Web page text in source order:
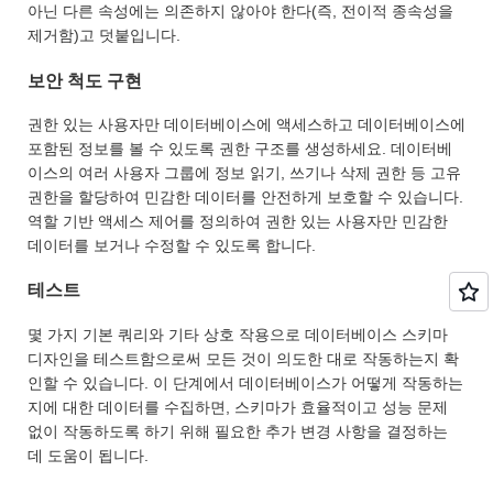
아닌 다른 속성에는 의존하지 않아야 한다(즉, 전이적 종속성을
제거함)고 덧붙입니다.
보안 척도 구현
권한 있는 사용자만 데이터베이스에 액세스하고 데이터베이스에
포함된 정보를 볼 수 있도록 권한 구조를 생성하세요. 데이터베
이스의 여러 사용자 그룹에 정보 읽기, 쓰기나 삭제 권한 등 고유
권한을 할당하여 민감한 데이터를 안전하게 보호할 수 있습니다.
역할 기반 액세스 제어를 정의하여 권한 있는 사용자만 민감한
데이터를 보거나 수정할 수 있도록 합니다.
테스트
몇 가지 기본 쿼리와 기타 상호 작용으로 데이터베이스 스키마
디자인을 테스트함으로써 모든 것이 의도한 대로 작동하는지 확
인할 수 있습니다. 이 단계에서 데이터베이스가 어떻게 작동하는
지에 대한 데이터를 수집하면, 스키마가 효율적이고 성능 문제
없이 작동하도록 하기 위해 필요한 추가 변경 사항을 결정하는
데 도움이 됩니다.